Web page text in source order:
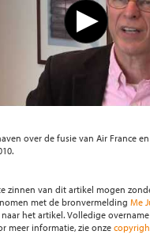
over de fusie van Air France en
zinnen van dit artikel mogen
met de bronvermelding Me
het artikel. Volledige
meer informatie, zie onze